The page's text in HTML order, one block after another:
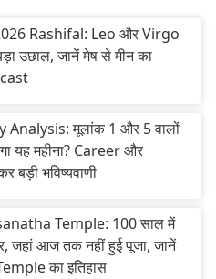
Rashifal: Leo और Virgo
उछाल, जानें मेष से मीन का
मूलांक 1 और 5 वालों
यह महीना? Career और
बड़ी भविष्यवाणी
Temple: 100 साल में
जहां आज तक नहीं हुई पूजा, जानें
का इतिहास